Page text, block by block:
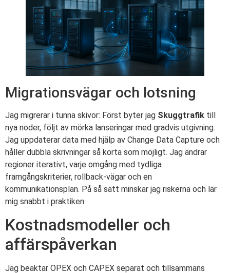
Migrationsvägar och lotsning
Jag migrerar i tunna skivor: Först byter jag Skuggtrafik till
nya noder, följt av mörka lanseringar med gradvis utgivning.
Jag uppdaterar data med hjälp av Change Data Capture och
håller dubbla skrivningar så korta som möjligt. Jag ändrar
regioner iterativt, varje omgång med tydliga
framgångskriterier, rollback-vägar och en
kommunikationsplan. På så sätt minskar jag riskerna och lär
mig snabbt i praktiken.
Kostnadsmodeller och
affärspåverkan
Jag beaktar OPEX och CAPEX separat och tillsammans